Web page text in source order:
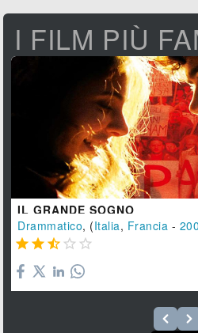
I FILM PIÙ
IL GRANDE SOGNO
Drammatico, (Italia, Francia -
    